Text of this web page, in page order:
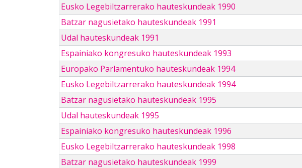
Eusko Legebiltzarrerako hauteskundeak 1990
Batzar nagusietako hauteskundeak 1991
Udal hauteskundeak 1991
Espainiako kongresuko hauteskundeak 1993
Europako Parlamentuko hauteskundeak 1994
Eusko Legebiltzarrerako hauteskundeak 1994
Batzar nagusietako hauteskundeak 1995
Udal hauteskundeak 1995
Espainiako kongresuko hauteskundeak 1996
Eusko Legebiltzarrerako hauteskundeak 1998
Batzar nagusietako hauteskundeak 1999